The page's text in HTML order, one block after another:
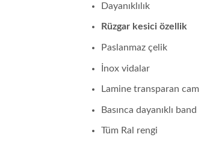
Dayanıklılık
Rüzgar kesici özellik
Paslanmaz çelik
İnox vidalar
Lamine transparan cam
Basınca dayanıklı band
Tüm Ral rengi